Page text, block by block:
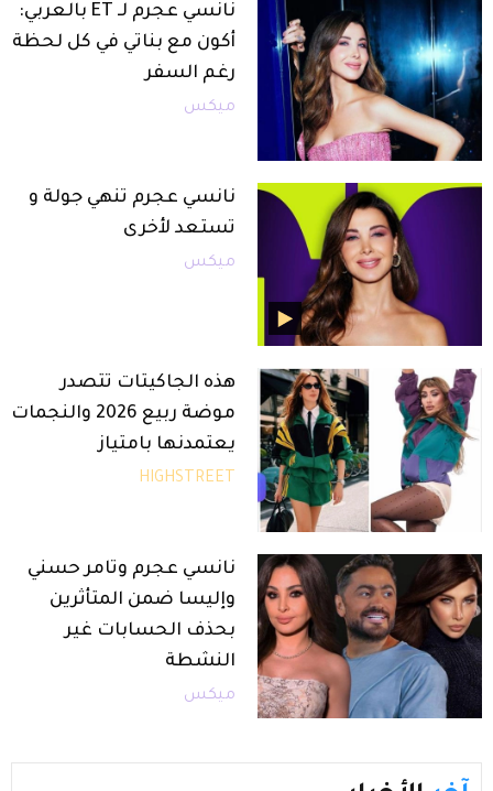
نانسي عجرم لـ ET بالعربي:
أكون مع بناتي في كل لحظة
رغم السفر
ميكس
نانسي عجرم تنهي جولة و
تستعد لأخرى
ميكس
هذه الجاكيتات تتصدر
موضة ربيع 2026 والنجمات
يعتمدنها بامتياز
HIGHSTREET
نانسي عجرم وتامر حسني
وإليسا ضمن المتأثرين
بحذف الحسابات غير
النشطة
ميكس